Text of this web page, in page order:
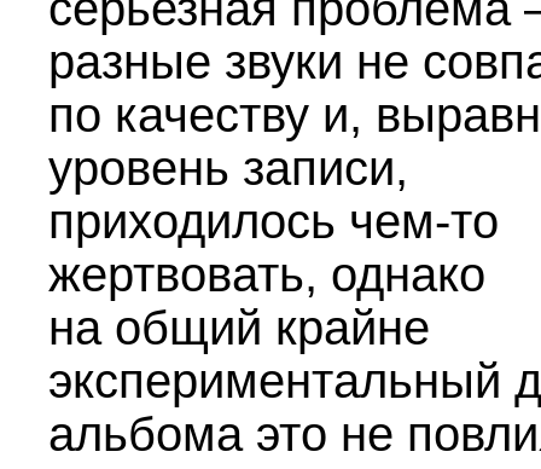
разные звуки не
по качеству и,
уровень записи,
приходилось чем-то
жертвовать, однако
на общий крайне
экспериментальный
альбома это не